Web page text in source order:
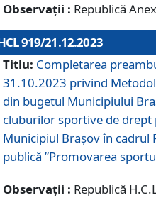
Observații : Republică
919/21.12.2023
Titlu: Completarea
31.10.2023 privind
din bugetul Municipiului
cluburilor sportive de drept
Municipiul Brașov în
publică ”Promovarea
Observații : Republică